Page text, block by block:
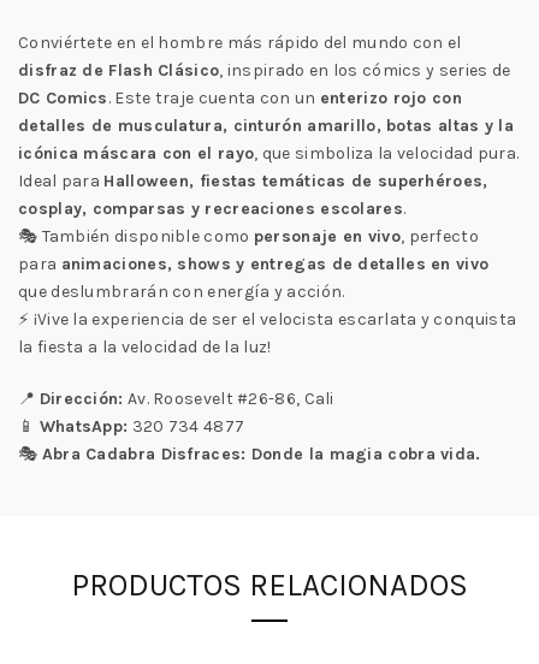
Conviértete en el hombre más rápido del mundo con el
disfraz de Flash Clásico, inspirado en los cómics y series de
DC Comics. Este traje cuenta con un enterizo rojo con
detalles de musculatura, cinturón amarillo, botas altas y la
icónica máscara con el rayo, que simboliza la velocidad pura.
Ideal para Halloween, fiestas temáticas de superhéroes,
cosplay, comparsas y recreaciones escolares.
🎭 También disponible como personaje en vivo, perfecto
para animaciones, shows y entregas de detalles en vivo
que deslumbrarán con energía y acción.
⚡ ¡Vive la experiencia de ser el velocista escarlata y conquista
la fiesta a la velocidad de la luz!
📍 Dirección: Av. Roosevelt #26-86, Cali
📱 WhatsApp: 320 734 4877
🎭 Abra Cadabra Disfraces: Donde la magia cobra vida.
PRODUCTOS RELACIONADOS